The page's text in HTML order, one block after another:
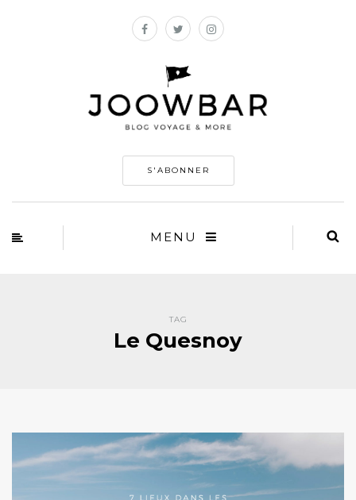
S'ABONNER
MENU
TAG
Le Quesnoy